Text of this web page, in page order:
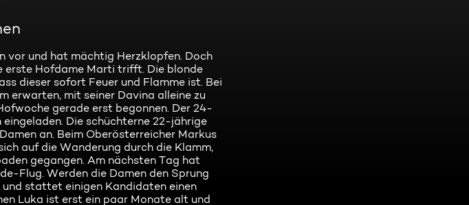
vor und hat mächtig Herzklopfen. Doch
erste Hofdame Marti trifft. Die blonde
dieser sofort Feuer und Flamme ist. Bei
erwarten, mit seiner Davina alleine zu
gerade erst begonnen. Der 24-
Die schüchterne 22-jährige
an. Beim Oberösterreicher Markus
auf die Wanderung durch die Klamm,
gegangen. Am nächsten Tag hat
Flug. Werden die Damen den Sprung
stattet einigen Kandidaten einen
Luka ist erst ein paar Monate alt und